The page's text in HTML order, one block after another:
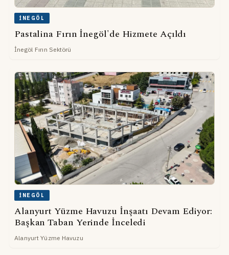
İNEGÖL
Pastalina Fırın İnegöl'de Hizmete Açıldı
İnegöl Fırın Sektörü
İNEGÖL
Alanyurt Yüzme Havuzu İnşaatı Devam Ediyor:
Başkan Taban Yerinde İnceledi
Alanyurt Yüzme Havuzu